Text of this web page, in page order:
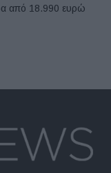
από 18.990 ευρώ